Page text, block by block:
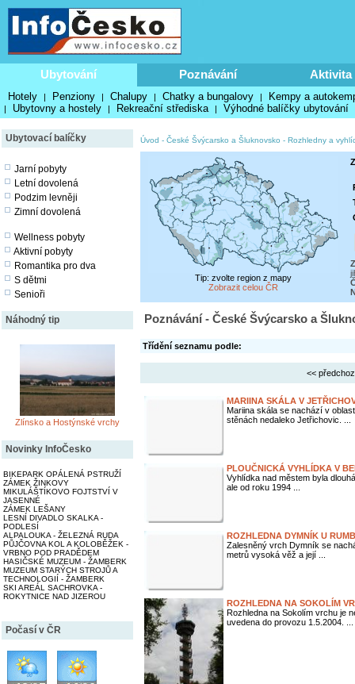
Ubytování Poznávání Aktivita
Hotely | Penziony | Chalupy | Chatky a bungalovy | Kempy a
| Ubytovny a hostely | Rekreační střediska | Výhodné balíčky ubytování
Ubytovací balíčky
Jarní pobyty
Letní dovolená
Podzim levněji
Zimní dovolená
Wellness pobyty
Aktivní pobyty
Romantika pro dva
S dětmi
Senioři
Náhodný tip
Zlínsko a Hostýnské vrchy
Novinky InfoČesko
BIKEPARK OPÁLENÁ PSTRUŽÍ
ZÁMEK ŽINKOVY
MIKULÁŠTÍKOVO FOJTSTVÍ V
JASENNÉ
ZÁMEK LEŠANY
LESNÍ DIVADLO SKALKA -
PODLESÍ
ALPALOUKA - ŽELEZNÁ RUDA
PŮJČOVNA KOL A KOLOBĚŽEK -
VRBNO POD PRADĚDEM
HASIČSKÉ MUZEUM - ŽAMBERK
MUZEUM STARÝCH STROJŮ A
TECHNOLOGIÍ - ŽAMBERK
SKI AREÁL SACHROVKA -
ROKYTNICE NAD JIZEROU
Počasí v ČR
Úvod - České Švýcarsko a Šluknovsko - Rozhledny a
Tip: zvolte region z mapy
Zobrazit celou ČR
Poznávání - České Švýcarsko a
Třídění seznamu podle:
<<
MARIINA SKÁLA V
Mariina skála se nachází v
stěnách nedaleko Jetřichovic. ...
PLOUČNICKÁ VYHLÍDKA V
Vyhlídka nad městem byla
ale od roku 1994 ...
ROZHLEDNA DYMNÍK U
Zalesněný vrch Dymník se
metrů vysoká věž a její ...
ROZHLEDNA NA SOKOLÍM
Rozhledna na Sokolím vrchu je
uvedena do provozu 1.5.2004. ...